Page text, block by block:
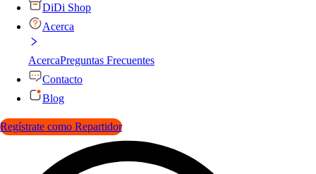
DiDi Shop
Acerca
AcercaPreguntas Frecuentes
Contacto
Blog
Regístrate como Repartidor